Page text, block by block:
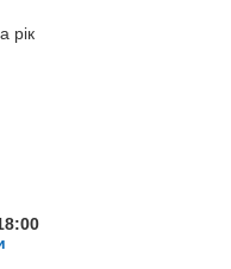
рік